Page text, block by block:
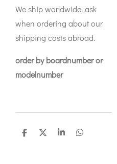
We ship worldwide, ask
when ordering about our
shipping costs abroad.
order by boardnumber or
modelnumber
D
D
S
D